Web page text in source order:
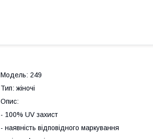
Модель: 249
Тип: жіночі
Опис:
- 100% UV захист
- наявність відповідного маркування